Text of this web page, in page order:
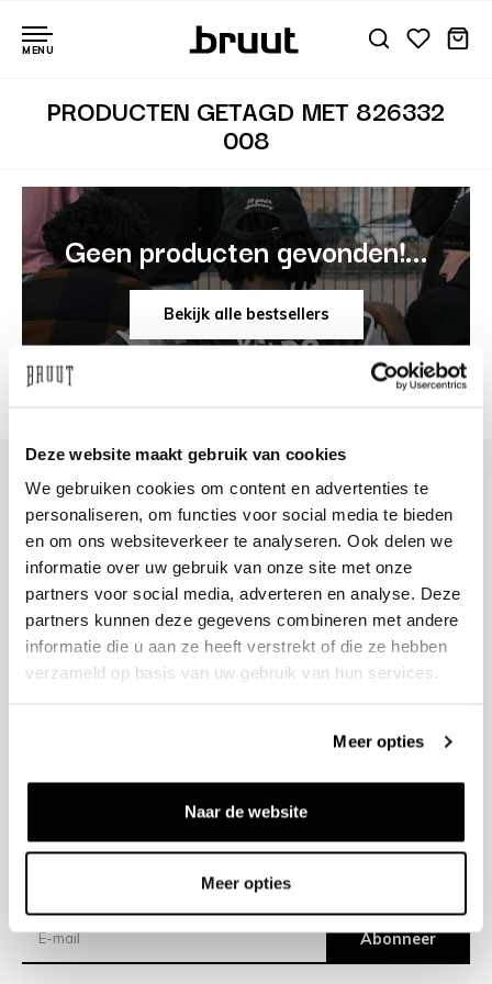
Deze website maakt gebruik van cookies
We gebruiken cookies om content en advertenties te
personaliseren, om functies voor social media te bieden
en om ons websiteverkeer te analyseren. Ook delen we
informatie over uw gebruik van onze site met onze
partners voor social media, adverteren en analyse. Deze
partners kunnen deze gegevens combineren met andere
informatie die u aan ze heeft verstrekt of die ze hebben
verzameld op basis van uw gebruik van hun services.
Meer opties
Naar de website
Meer opties
MENU
PRODUCTEN GETAGD MET 826332
008
Geen producten gevonden!...
Bekijk alle bestsellers
+31 23 205 2006
info@bruut.nl
Contact Formulier
Open tot 18:00
OPENINGSTIJDEN
Verzending
Abonneer